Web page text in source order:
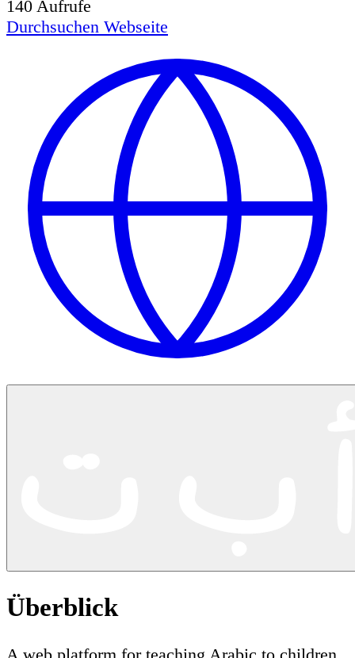
140 Aufrufe
Durchsuchen Webseite
Überblick
A web platform for teaching Arabic to children